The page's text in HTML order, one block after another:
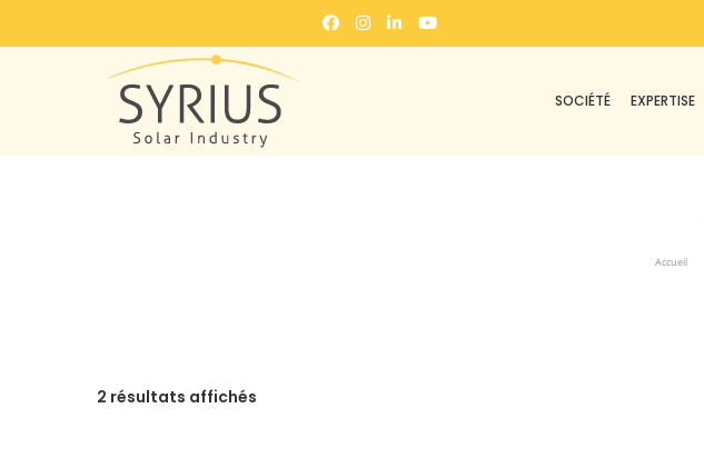
SOCIÉTÉ EXPERTISE
Accueil
2 résultats affichés